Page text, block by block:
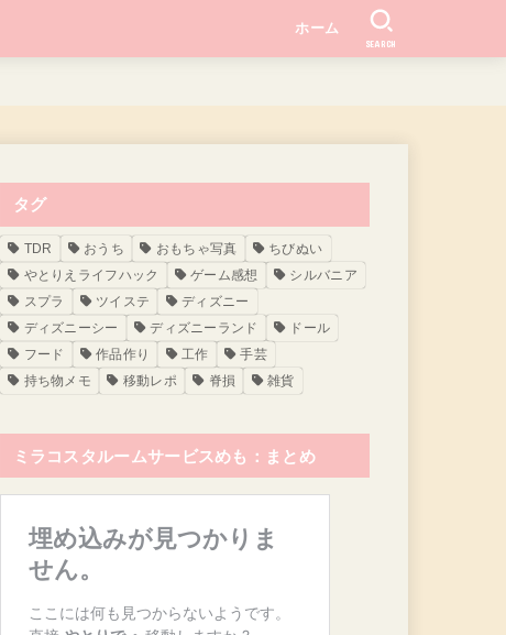
ホーム
SEARCH
タグ
TDR おうち おもちゃ写真
ちびぬい
やとりえライフハック
ゲーム感想
シルバニア
スプラ
ツイステ
ディズニー
ディズニーシー
ディズニーランド
ドール
フード
作品作り 工作
手芸
持ち物メモ
移動レポ 脊損 雑貨
ミラコスタルームサービスめも：まとめ